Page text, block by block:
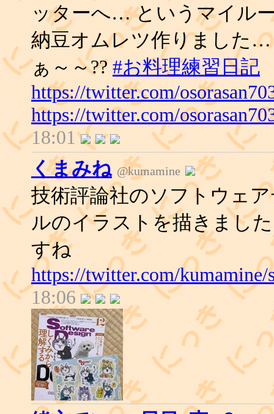
ッターへ… というマイル
納豆オムレツ作りました
ぁ～～??#お料理練習日記
https://twitter.com/
https://twitter.com/
18:01
くまみね @kumamine
技術評論社のソフトウェ
ルのイラストを描きまし
すね
https://twitter.com/kumamine/
18:06